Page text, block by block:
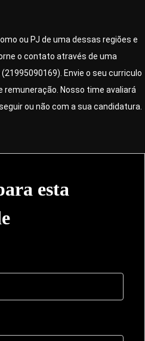
ou PJ de uma dessas regiões e
o contato através de uma
. Envie o seu curriculo
remuneração. Nosso time avaliará
ou não com a sua candidatura.
esta